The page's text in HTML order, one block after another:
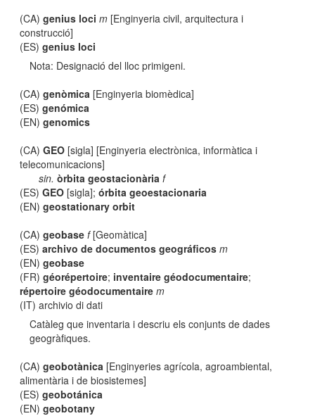
(CA)genius loci m [Enginyeria civil, arquitectura i
construcció]
(ES)genius loci
Nota: Designació del lloc primigeni.
(CA)genòmica [Enginyeria biomèdica]
(ES)genómica
(EN)genomics
(CA)GEO [sigla] [Enginyeria electrònica, informàtica i
telecomunicacions]
sin. òrbita geostacionària f
(ES)GEO [sigla];órbita geoestacionaria
(EN)geostationary orbit
(CA)geobase f[Geomàtica]
(ES)archivo de documentos geográficos m
(EN)geobase
(FR)géorépertoire; inventaire géodocumentaire;
répertoire géodocumentaire m
(IT) archivio di dati
Catàleg que inventaria i descriu els conjunts de dades
geogràfiques.
(CA)geobotànica [Enginyeries agrícola, agroambiental,
alimentària i de biosistemes]
(ES)geobotánica
(EN)geobotany